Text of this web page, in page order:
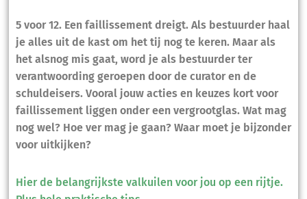
5 voor 12. Een faillissement dreigt. Als bestuurder haal
je alles uit de kast om het tij nog te keren. Maar als
het alsnog mis gaat, word je als bestuurder ter
verantwoording geroepen door de curator en de
schuldeisers. Vooral jouw acties en keuzes kort voor
faillissement liggen onder een vergrootglas. Wat mag
nog wel? Hoe ver mag je gaan? Waar moet je bijzonder
voor uitkijken?
Hier de belangrijkste valkuilen voor jou op een rijtje.